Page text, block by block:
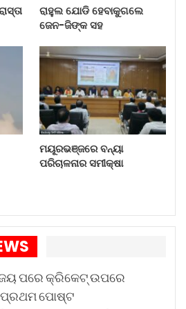
ବସ୍ତା ମୁଖ୍ୟରାସ୍ତା
ଯୋଡି ହେବାକୁଗଲେ ଜେନ-
ଅଗ୍ନି-୪ର ପରୀକ୍ଷା
ବନ୍ୟା ପରିଚାଳନାର…
ରାହୁଲ ଯୋଡି ହେବାକୁଗଲେ
ଜେନ-ଜିଙ୍କ ସହ
ମୟୂରଭଞ୍ଜରେ ବନ୍ୟା
ପରିଚାଳନାର ସମୀକ୍ଷା
ପରେ କ୍ରିକେଟ୍ ଉପରେ
ପୋଷ୍ଟ